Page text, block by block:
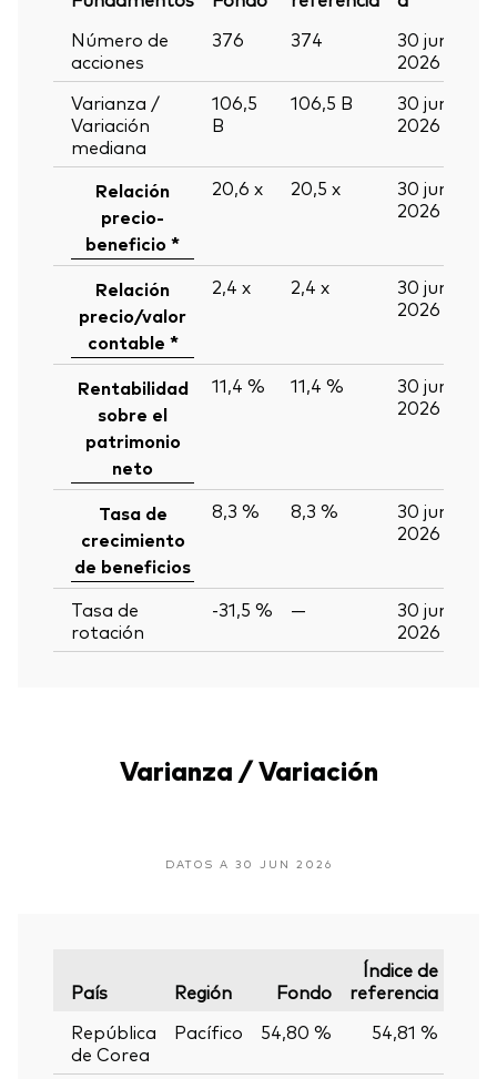
Número de
acciones
376 374
30 jun
2026
Varianza /
Variación
mediana
106,5
B
106,5 B
30 jun
2026
Relación
precio-
beneficio *
20,6 x 20,5 x
30 jun
2026
Relación
precio/valor
contable *
2,4 x 2,4 x
30 jun
2026
Rentabilidad
sobre el
patrimonio
neto
11,4 % 11,4 %
30 jun
2026
Tasa de
crecimiento
de beneficios
8,3 % 8,3 %
30 jun
2026
Tasa de
rotación
-31,5 % —
30 jun
2026
Varianza / Variación
DATOS A 30 JUN 2026
País Región Fondo
Índice de
referencia
República
de Corea
Pacífico 54,80 % 54,81 %